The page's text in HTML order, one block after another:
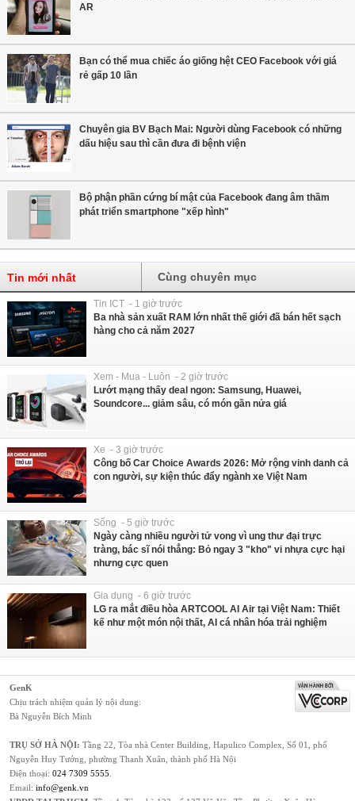
AR
Bạn có thể mua chiếc áo giống hệt CEO Facebook với giá
rẻ gấp 10 lần
Chuyên gia BV Bạch Mai: Người dùng Facebook có những
dấu hiệu sau thì cần đưa đi bệnh viện
Bộ phận phần cứng bí mật của Facebook đang âm thầm
phát triển smartphone "xếp hình"
Tin mới nhất Cùng chuyên mục
Tin ICT - 1 giờ trước
Ba nhà sản xuất RAM lớn nhất thế giới đã bán hết sạch
hàng cho cả năm 2027
Xem - Mua - Luôn - 2 giờ trước
Lướt mạng thấy deal ngon: Samsung, Huawei,
Soundcore... giảm sâu, có món gần nửa giá
Xe - 3 giờ trước
Công bố Car Choice Awards 2026: Mở rộng vinh danh cả
con người, sự kiện thúc đẩy ngành xe Việt Nam
Sống - 5 giờ trước
Ngày càng nhiều người tử vong vì ung thư đại trực
tràng, bác sĩ nói thẳng: Bỏ ngay 3 "kho" vi nhựa cực hại
nhưng cực quen
Gia dụng - 6 giờ trước
LG ra mắt điều hòa ARTCOOL AI Air tại Việt Nam: Thiết
kế như một món nội thất, AI cá nhân hóa trải nghiệm
GenK
Chịu trách nhiệm quản lý nội dung:
Bà Nguyễn Bích Minh
TRỤ SỞ HÀ NỘI: Tầng 22, Tòa nhà Center Building, Hapulico Complex, Số 01, phố
Nguyễn Huy Tưởng, phường Thanh Xuân, thành phố Hà Nội
Điện thoại: 024 7309 5555
Email: info@genk.vn